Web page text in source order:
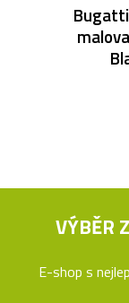
VÝBĚR
E-shop s